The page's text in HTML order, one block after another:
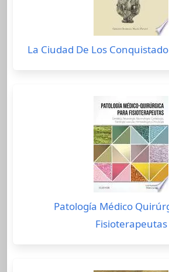
La Ciudad De Los
Patología Médico
Fisioterapeutas